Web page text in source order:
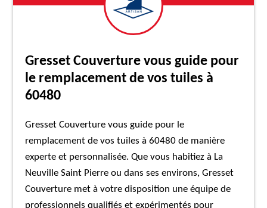
Gresset Couverture vous guide pour
le remplacement de vos tuiles à
60480
Gresset Couverture vous guide pour le
remplacement de vos tuiles à 60480 de manière
experte et personnalisée. Que vous habitiez à La
Neuville Saint Pierre ou dans ses environs, Gresset
Couverture met à votre disposition une équipe de
professionnels qualifiés et expérimentés pour